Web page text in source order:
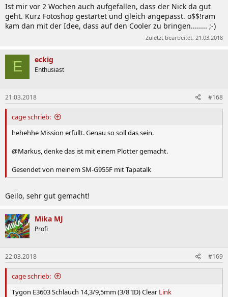
Ist mir vor 2 Wochen auch aufgefallen, dass der Nick da gut
geht. Kurz Fotoshop gestartet und gleich angepasst. o$$!ram
kam dan mit der Idee, dass auf den Cooler zu bringen........ ;-)
Zuletzt bearbeitet: 21.03.2018
E eckig
Enthusiast
21.03.2018 #168
cage schrieb:
hehehhe Mission erfüllt. Genau so soll das sein.
@Markus, denke das ist mit einem Plotter gemacht.
Gesendet von meinem SM-G955F mit Tapatalk
Geilo, sehr gut gemacht!
Mika MJ
Profi
22.03.2018 #169
cage schrieb:
Tygon E3603 Schlauch 14,3/9,5mm (3/8"ID) Clear Link